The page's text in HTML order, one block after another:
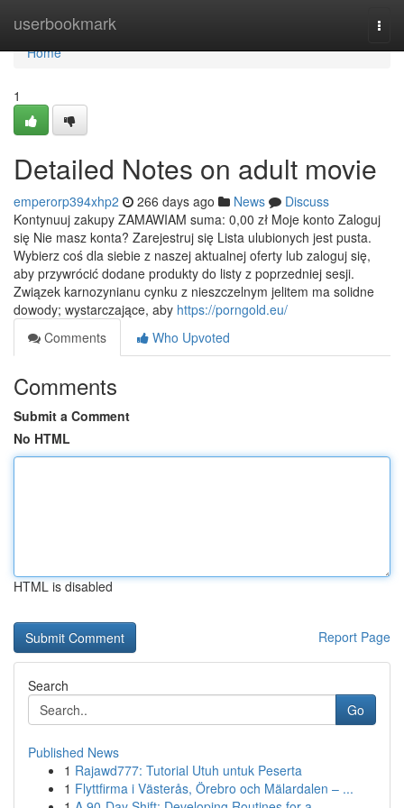
userbookmark
Home
Home
1
Detailed Notes on adult movie
emperorp394xhp2 266 days ago News
Discuss
Kontynuuj zakupy ZAMAWIAM suma: 0,00 zł Moje konto Zaloguj
się Nie masz konta? Zarejestruj się Lista ulubionych jest pusta.
Wybierz coś dla siebie z naszej aktualnej oferty lub zaloguj się,
aby przywrócić dodane produkty do listy z poprzedniej sesji.
Związek karnozynianu cynku z nieszczelnym jelitem ma solidne
dowody; wystarczające, aby https://porngold.eu/
Comments
Who Upvoted
Comments
Submit a Comment
No HTML
HTML is disabled
Report Page
Search
Go
Published News
1 Rajawd777: Tutorial Utuh untuk Peserta
1 Flyttfirma i Västerås, Örebro och Mälardalen – ...